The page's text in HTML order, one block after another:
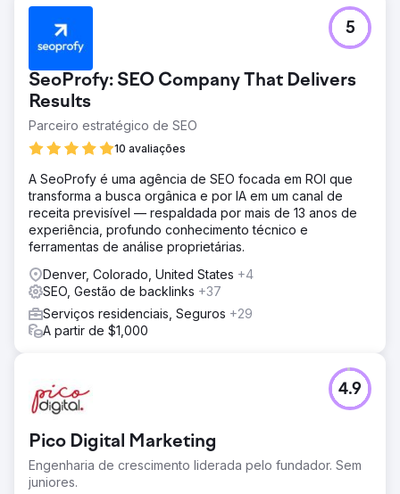
SeoProfy: SEO Company That Delivers
Results
Parceiro estratégico de SEO
10 avaliações
5
A SeoProfy é uma agência de SEO focada em ROI que
transforma a busca orgânica e por IA em um canal de
receita previsível — respaldada por mais de 13 anos de
experiência, profundo conhecimento técnico e
ferramentas de análise proprietárias.
Denver, Colorado, United States +4
SEO, Gestão de backlinks +37
Serviços residenciais, Seguros +29
A partir de $1,000
Pico Digital Marketing
Engenharia de crescimento liderada pelo fundador. Sem
juniores.
4.9